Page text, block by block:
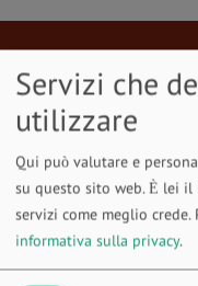
Cena
“
Cena nella
Cena nella
Servizi che
utilizzare
Qui può valutare e
su questo sito web. È lei
servizi come meglio crede.
informativa sulla privacy.